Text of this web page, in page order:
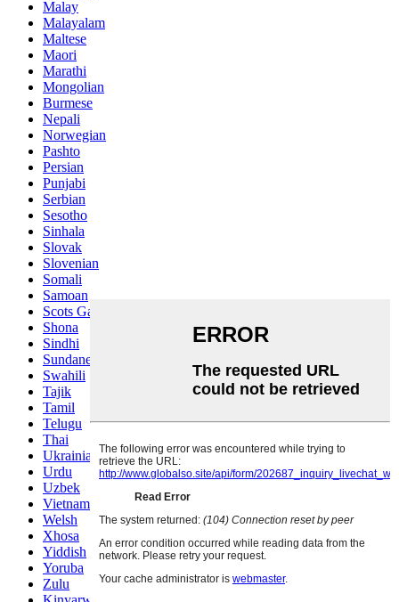
Malay
Malayalam
Maltese
Maori
Marathi
Mongolian
Burmese
Nepali
Norwegian
Pashto
Persian
Punjabi
Serbian
Sesotho
Sinhala
Slovak
Slovenian
Somali
Samoan
Scots Gaelic
Shona
Sindhi
Sundanese
Swahili
Tajik
Tamil
Telugu
Thai
Ukrainian
Urdu
Uzbek
Vietnamese
Welsh
Xhosa
Yiddish
Yoruba
Zulu